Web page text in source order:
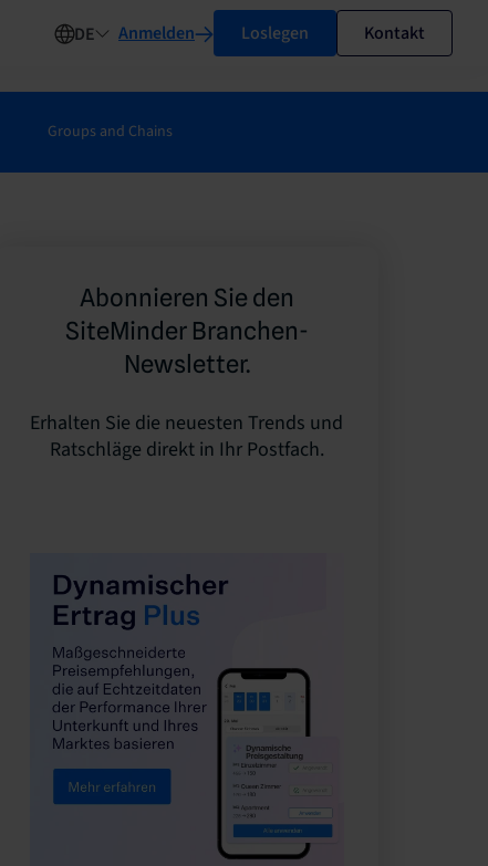
DE Anmelden Loslegen Kontakt
Groups and Chains
Abonnieren Sie den
SiteMinder Branchen-
Newsletter.
Erhalten Sie die neuesten Trends und
Ratschläge direkt in Ihr Postfach.